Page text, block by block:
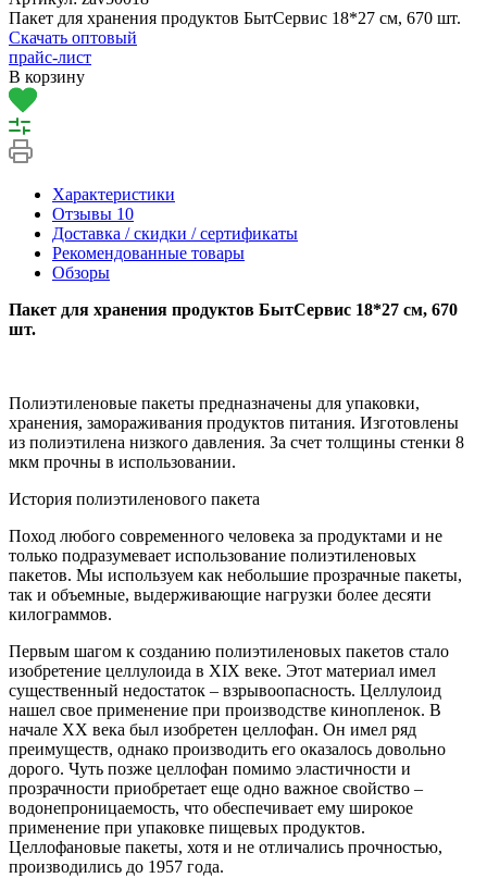
Пакет для хранения продуктов БытСервис 18*27 см, 670 шт.
Скачать оптовый
прайс-лист
В корзину
Характеристики
Отзывы 10
Доставка / скидки / сертификаты
Рекомендованные товары
Обзоры
Пакет для хранения продуктов БытСервис 18*27 см, 670
шт.
Полиэтиленовые пакеты предназначены для упаковки,
хранения, замораживания продуктов питания. Изготовлены
из полиэтилена низкого давления. За счет толщины стенки 8
мкм прочны в использовании.
История полиэтиленового пакета
Поход любого современного человека за продуктами и не
только подразумевает использование полиэтиленовых
пакетов. Мы используем как небольшие прозрачные пакеты,
так и объемные, выдерживающие нагрузки более десяти
килограммов.
Первым шагом к созданию полиэтиленовых пакетов стало
изобретение целлулоида в XIX веке. Этот материал имел
существенный недостаток – взрывоопасность. Целлулоид
нашел свое применение при производстве кинопленок. В
начале XX века был изобретен целлофан. Он имел ряд
преимуществ, однако производить его оказалось довольно
дорого. Чуть позже целлофан помимо эластичности и
прозрачности приобретает еще одно важное свойство –
водонепроницаемость, что обеспечивает ему широкое
применение при упаковке пищевых продуктов.
Целлофановые пакеты, хотя и не отличались прочностью,
производились до 1957 года.